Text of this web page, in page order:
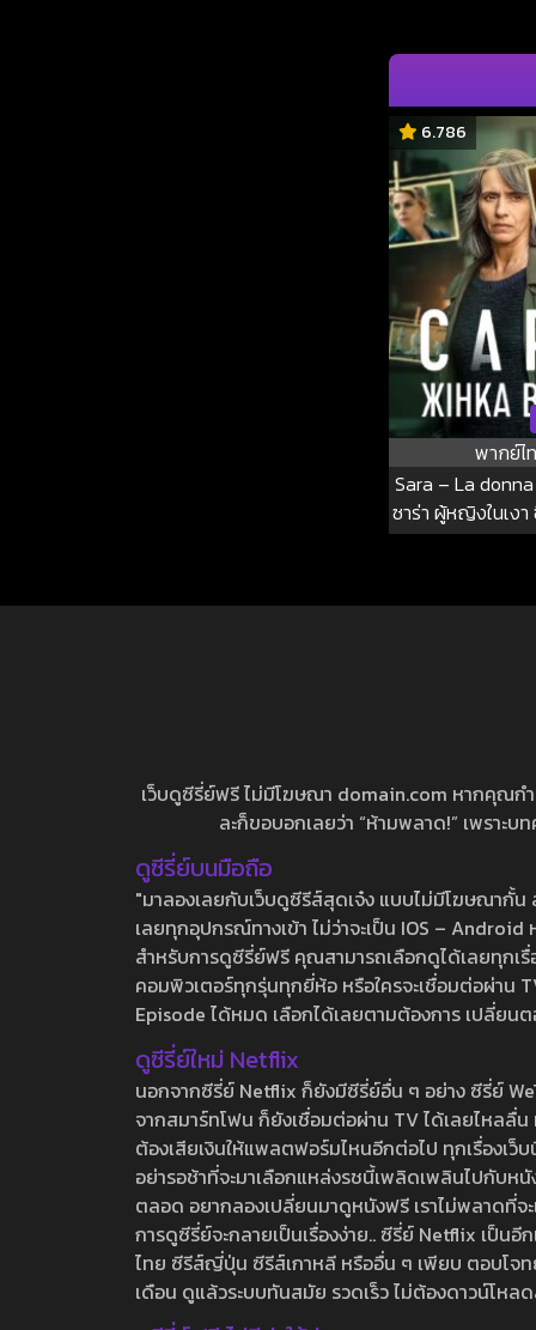
6.786
พากย์ไ
Sara – La
ซาร่า ผู้หญิงในเงา
เว็บดูซีรี่ย์ฟรี ไม่มีโฆษณา domain.com หากคุณก
ละก็ขอบอกเลยว่า “ห้ามพลาด!” เพราะ
ดูซีรี่ย์บนมือถือ
"มาลองเลยกับเว็บดูซีรีส์สุดเจ๋ง แบบไม่มีโฆษณากั้
เลยทุกอุปกรณ์ทางเข้า ไม่ว่าจะเป็น IOS –
สำหรับการดูซีรี่ย์ฟรี คุณสามารถเลือกดูได้เลยทุกเ
คอมพิวเตอร์ทุกรุ่นทุกยี่ห้อ หรือใครจะเชื่อมต่อผ่าน
Episode ได้หมด เลือกได้เลยตามต้องการ เปลี่ยน
ดูซีรี่ย์ใหม่ Netflix
นอกจากซีรี่ย์ Netflix ก็ยังมีซีรี่ย์อื่น ๆ อย่าง ซีรี่ย์
จากสมาร์ทโฟน ก็ยังเชื่อมต่อผ่าน TV ได้เลยไหลลื่
ต้องเสียเงินให้แพลตฟอร์มไหนอีกต่อไป ทุกเรื่องเว็
อย่ารอช้าที่จะมาเลือกแหล่งรชนี้เพลิดเพลินไปกับห
ตลอด อยากลองเปลี่ยนมาดูหนังฟรี เราไม่พลาดที่
การดูซีรี่ย์จะกลายเป็นเรื่องง่าย.. ซีรี่ย์ Netflix เป็น
ไทย ซีรีส์ญี่ปุ่น ซีรีส์เกาหลี หรืออื่น ๆ เพียบ ตอบโจท
เดือน ดูแล้วระบบทันสมัย รวดเร็ว ไม่ต้องดาวน์โห